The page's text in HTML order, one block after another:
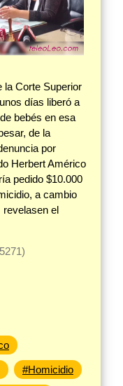
la Corte Superior
días liberó a
bebés en esa
de la
por
Herbert Américo
pedido $10.000
a cambio
revelasen el
#Homicidio